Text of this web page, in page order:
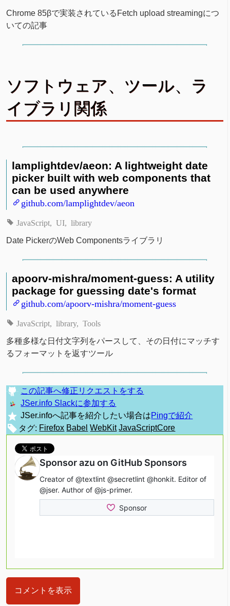
Chrome 85βで実装されているFetch upload streamingにつ
いての記事
ソフトウェア、ツール、ラ
イブラリ関係
lamplightdev/aeon: A lightweight date
picker built with web components that
can be used anywhere
github.com/lamplightdev/aeon
JavaScript UI library
Date PickerのWeb Componentsライブラリ
apoorv-mishra/moment-guess: A utility
package for guessing date's format
github.com/apoorv-mishra/moment-guess
JavaScript library Tools
多種多様な日付文字列をパースして、その日付にマッチす
るフォーマットを返すツール
この記事へ修正リクエストをする
JSer.info Slackに参加する
JSer.infoへ記事を紹介したい場合はPingで紹介
タグ: Firefox Babel WebKit JavaScriptCore
コメントを表示